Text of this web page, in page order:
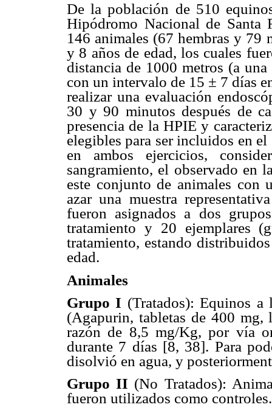
De la población de 510
Hipódromo Nacional de Santa
146 animales (67 hembras y 79
y 8 años de edad, los cuales
distancia de 1000 metros (a
con un intervalo de 15 ± 7 días
realizar una evaluación
30 y 90 minutos después de
presencia de la HPIE y
elegibles para ser incluidos en
en ambos ejercicios,
sangramiento, el observado en
este conjunto de animales con
azar una muestra
fueron asignados a dos
tratamiento y 20 ejemplares
tratamiento, estando
edad.
Animales
Grupo I (Tratados): Equinos
(Agapurin, tabletas de 400 mg,
razón de 8,5 mg/Kg, por vía
durante 7 días [8, 38]. Para
disolvió en agua, y
Grupo II (No Tratados):
fueron utilizados como controles.